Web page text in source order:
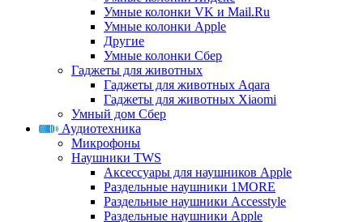
Умные колонки VK и Mail.Ru
Умные колонки Apple
Другие
Умные колонки Сбер
Гаджеты для животных
Гаджеты для животных Aqara
Гаджеты для животных Xiaomi
Умный дом Сбер
Аудиотехника
Микрофоны
Наушники TWS
Аксессуары для наушников Apple
Раздельные наушники 1MORE
Раздельные наушники Accesstyle
Раздельные наушники Apple